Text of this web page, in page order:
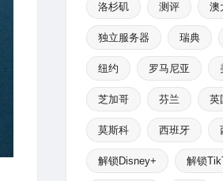
洛杉矶 测评 澳
独立服务器 瑞典
纽约 罗马尼亚
芝加哥 芬兰 英
莫斯科 西班牙
解锁Disney+ 解锁